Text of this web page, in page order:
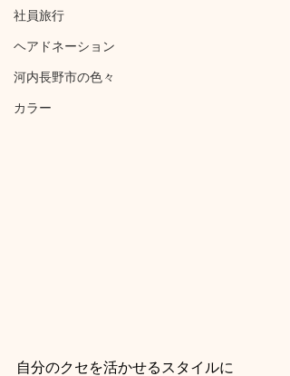
社員旅行
ヘアドネーション
河内長野市の色々
カラー
自分のクセを活かせるスタイルに